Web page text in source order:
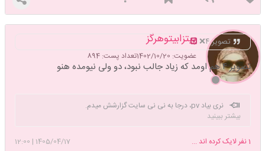
پیتزابیتوهرگز
عضویت: 1402/10/20 تعداد پست: 894
تصویر ۴❌️
تصویر ۴ هم اومد که زیاد جالب نبود، دو ولی نیومده هنو
نری بیاد pv، درجا به نی نی سایت گزارشش میدم.
بیشتر ببینید
1405/04/17
|
12:00 1نفر لایک کرده اند ...